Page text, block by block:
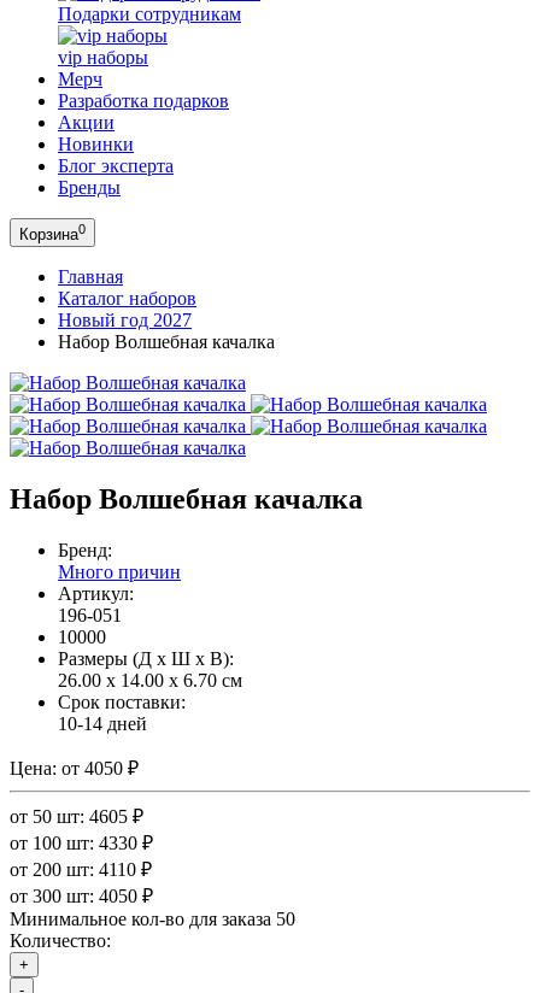
Подарки сотрудникам
vip наборы
Мерч
Разработка подарков
Акции
Новинки
Блог эксперта
Бренды
Корзина0
Главная
Каталог наборов
Новый год 2027
Набор Волшебная качалка
Набор Волшебная качалка
Бренд:
Много причин
Артикул:
196-051
10000
Размеры (Д x Ш x В):
26.00 x 14.00 x 6.70 см
Срок поставки:
10-14 дней
Цена: от 4050 ₽
от 50 шт: 4605 ₽
от 100 шт: 4330 ₽
от 200 шт: 4110 ₽
от 300 шт: 4050 ₽
Минимальное кол-во для заказа 50
Количество:
+